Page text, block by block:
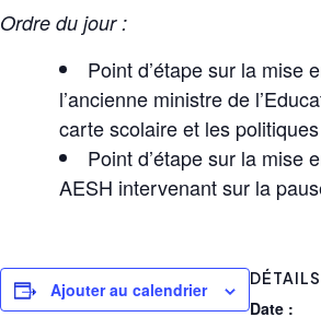
Ordre du jour :
Point d’étape sur la mise
l’ancienne ministre de
carte scolaire et les
Point d’étape sur la mise
AESH intervenant sur la
Ajouter au calendrier
DÉTAILS
Date :